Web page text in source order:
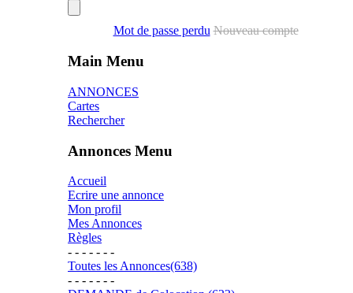
Mot de passe perdu Nouveau compte
Main Menu
ANNONCES
Cartes
Rechercher
Annonces Menu
Accueil
Ecrire une annonce
Mon profil
Mes Annonces
Règles
- - - - - - -
Toutes les Annonces(638)
- - - - - - -